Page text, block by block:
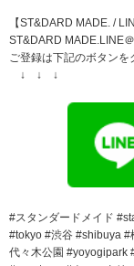
【ST&DARD MADE. /
ST&DARD MADE.LINE
ご登録は下記のボタンを
↓ ↓ ↓
#スタンダードメイド
#tokyo #渋谷 #shibuya
代々木公園 #yoyogipark